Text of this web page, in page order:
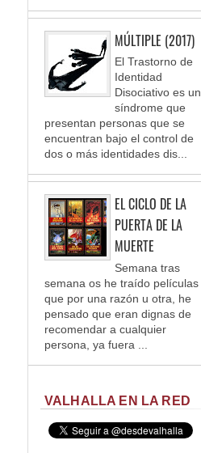
MÚLTIPLE (2017)
El Trastorno de
Identidad
Disociativo es un
síndrome que
presentan personas que se
encuentran bajo el control de
dos o más identidades dis...
EL CICLO DE LA
PUERTA DE LA
MUERTE
Semana tras
semana os he traído películas
que por una razón u otra, he
pensado que eran dignas de
recomendar a cualquier
persona, ya fuera ...
VALHALLA EN LA RED